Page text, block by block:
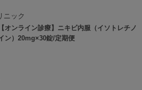
ニック
【オンライン診療】ニキビ内服（イソトレチノ
ン）20mg×30錠/定期便